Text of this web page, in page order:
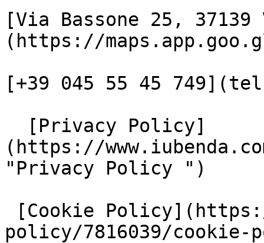
[Via Bassone 25, 37139
(https://
[+39 045 55 45
(https://
"Privacy Policy ")
policy/7816039/